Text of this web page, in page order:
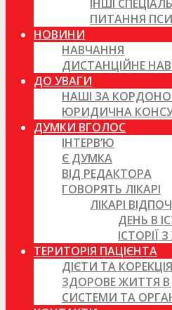
ІНШІ
ПИТАННЯ
НОВИНИ
НАВЧАННЯ
ДИСТАНЦІЙНЕ
ДО УВАГИ
НАШІ ЗА
ЮРИДИЧНА
ДУМКИ ВГОЛОС
ІНТЕРВ’Ю
Є ДУМКА
ВІД РЕДАКТОРА
ГОВОРЯТЬ ЛІКАРІ
ЛІКАРІ
ДЕНЬ В
ІСТОРІЇ
ТЕРИТОРІЯ ПАЦІЄНТА
ДІЄТИ ТА
ЗДОРОВЕ ЖИТТЯ
СИСТЕМИ ТА